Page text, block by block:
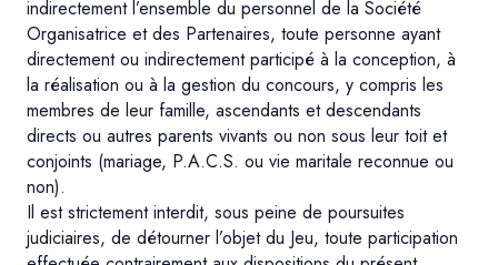
indirectement l’ensemble du personnel de la Société
Organisatrice et des Partenaires, toute personne ayant
directement ou indirectement participé à la conception, à
la réalisation ou à la gestion du concours, y compris les
membres de leur famille, ascendants et descendants
directs ou autres parents vivants ou non sous leur toit et
conjoints (mariage, P.A.C.S. ou vie maritale reconnue ou
non).
Il est strictement interdit, sous peine de poursuites
judiciaires, de détourner l’objet du Jeu, toute participation